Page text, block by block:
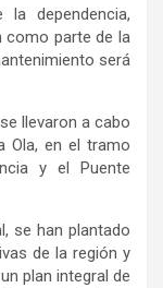
dependencia,
como parte de la
será
se llevaron a cabo
Ola,en el tramo
y el Puente
se han plantado
de la región y
plan integral de